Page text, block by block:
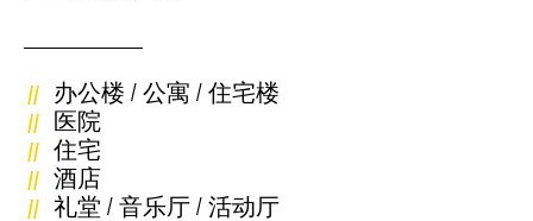
办公楼 / 公寓 / 住宅楼
医院
住宅
酒店
礼堂 / 音乐厅 / 活动厅